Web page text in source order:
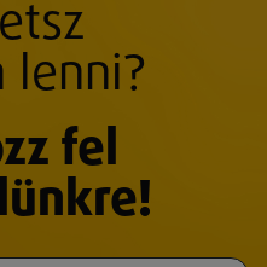
lenni?
fel